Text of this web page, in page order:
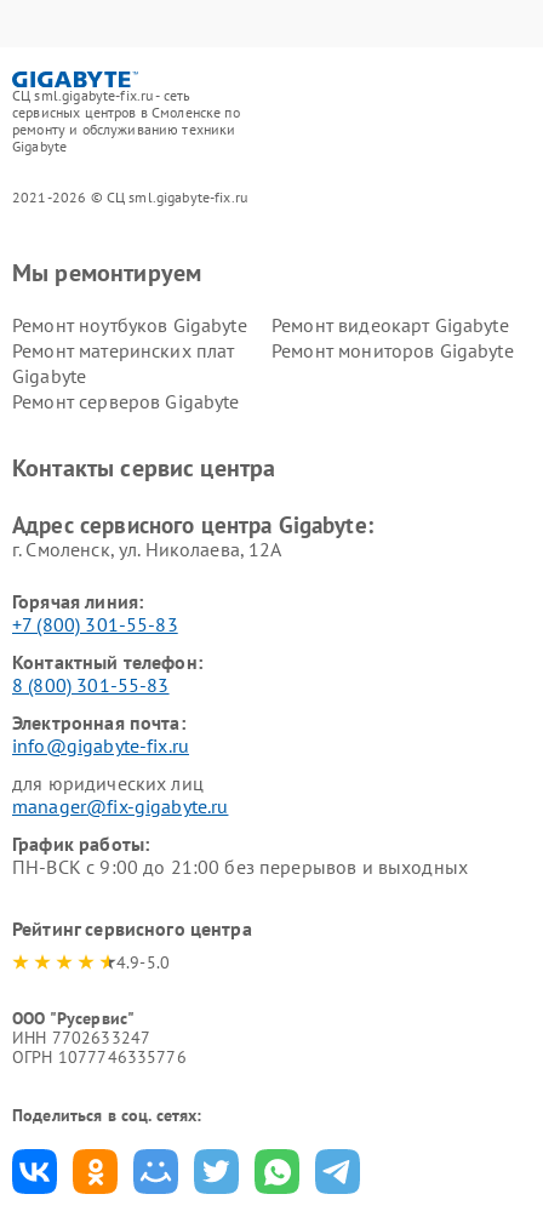
СЦ sml.gigabyte-fix.ru - сеть
сервисных центров в Смоленске по
ремонту и обслуживанию техники
Gigabyte
2021-2026 © СЦ sml.gigabyte-fix.ru
Мы ремонтируем
Ремонт ноутбуков Gigabyte
Ремонт видеокарт Gigabyte
Ремонт материнских плат
Gigabyte
Ремонт мониторов Gigabyte
Ремонт серверов Gigabyte
Контакты сервис центра
Адрес сервисного центра Gigabyte:
г. Смоленск, ул. Николаева, 12А
Горячая линия:
+7 (800) 301-55-83
Контактный телефон:
8 (800) 301-55-83
Электронная почта:
info@gigabyte-fix.ru
для юридических лиц
manager@fix-gigabyte.ru
График работы:
ПН-ВСК с 9:00 до 21:00 без перерывов и выходных
Рейтинг сервисного центра
4.9-5.0
ООО "Русервис"
ИНН 7702633247
ОГРН 1077746335776
Поделиться в соц. сетях: